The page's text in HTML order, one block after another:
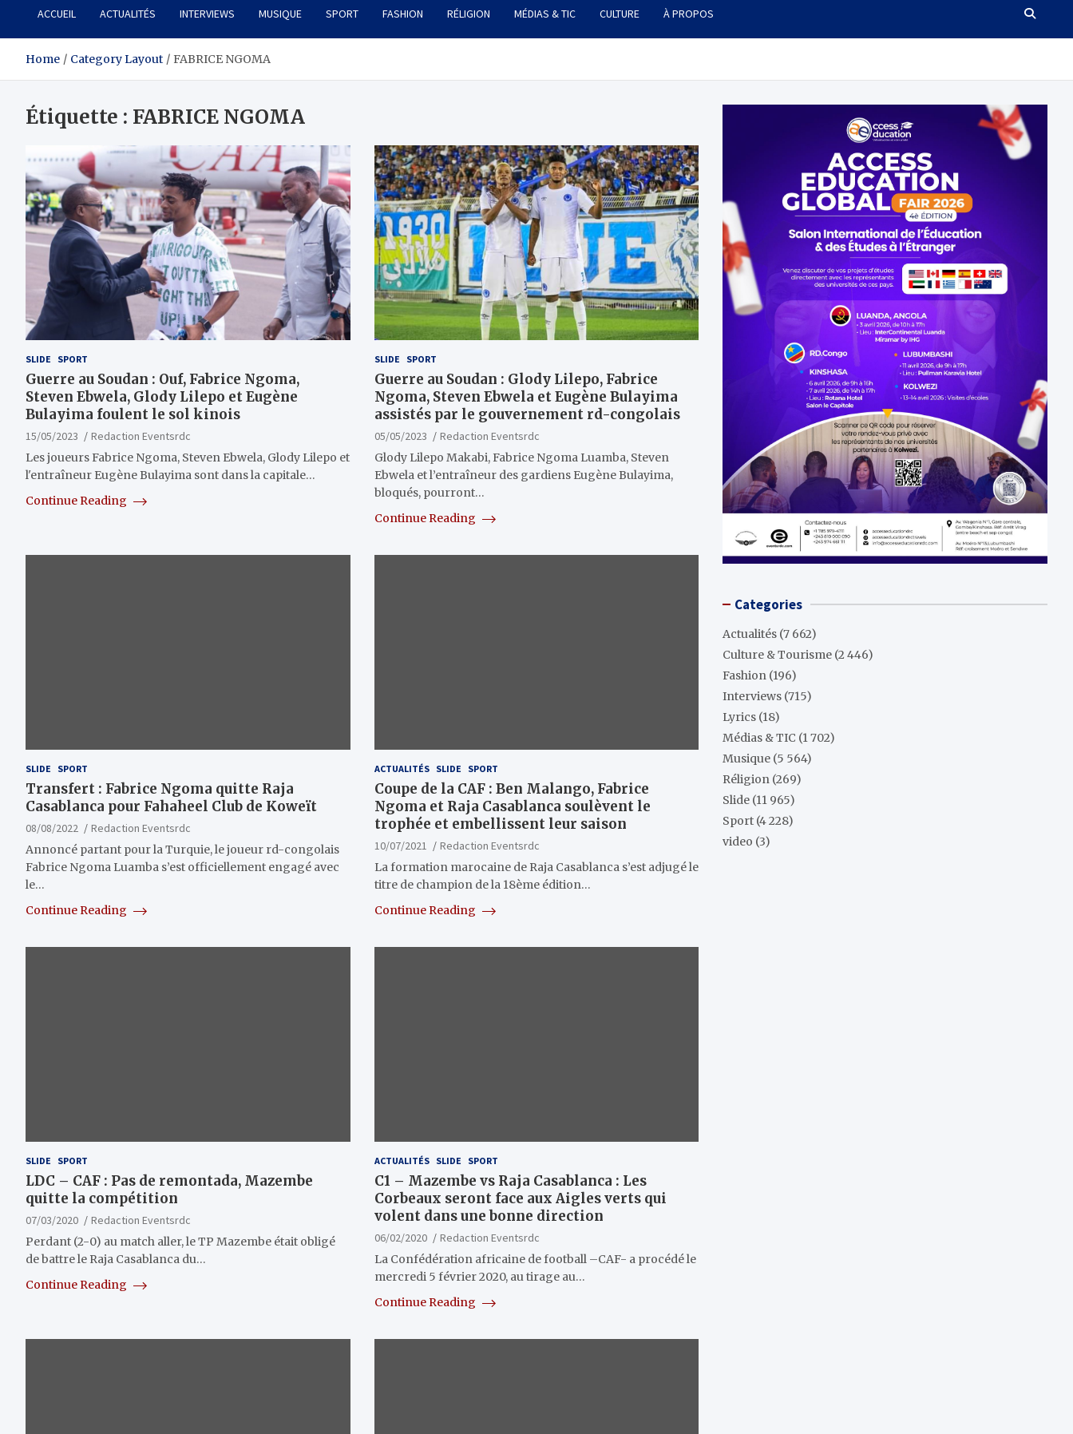
ACCUEIL ACTUALITÉS INTERVIEWS MUSIQUE SPORT FASHION RÉLIGION MÉDIAS & TIC CULTURE À PROPOS
Home Category Layout FABRICE NGOMA
Étiquette : FABRICE NGOMA
SLIDE SPORT
Guerre au Soudan : Ouf, Fabrice Ngoma,
Steven Ebwela, Glody Lilepo et Eugène
Bulayima foulent le sol kinois
15/05/2023
Redaction Eventsrdc
Les joueurs Fabrice Ngoma, Steven Ebwela, Glody Lilepo et
l'entraîneur Eugène Bulayima sont dans la capitale…
Continue Reading
SLIDE SPORT
Guerre au Soudan : Glody Lilepo, Fabrice
Ngoma, Steven Ebwela et Eugène Bulayima
assistés par le gouvernement rd-congolais
05/05/2023
Redaction Eventsrdc
Glody Lilepo Makabi, Fabrice Ngoma Luamba, Steven
Ebwela et l’entraîneur des gardiens Eugène Bulayima,
bloqués, pourront…
Continue Reading
SLIDE SPORT
Transfert : Fabrice Ngoma quitte Raja
Casablanca pour Fahaheel Club de Koweït
08/08/2022
Redaction Eventsrdc
Annoncé partant pour la Turquie, le joueur rd-congolais
Fabrice Ngoma Luamba s’est officiellement engagé avec
le…
Continue Reading
ACTUALITÉS SLIDE SPORT
Coupe de la CAF : Ben Malango, Fabrice
Ngoma et Raja Casablanca soulèvent le
trophée et embellissent leur saison
10/07/2021
Redaction Eventsrdc
La formation marocaine de Raja Casablanca s’est adjugé le
titre de champion de la 18ème édition…
Continue Reading
SLIDE SPORT
LDC – CAF : Pas de remontada, Mazembe
quitte la compétition
07/03/2020
Redaction Eventsrdc
Perdant (2-0) au match aller, le TP Mazembe était obligé
de battre le Raja Casablanca du…
Continue Reading
ACTUALITÉS SLIDE SPORT
C1 – Mazembe vs Raja Casablanca : Les
Corbeaux seront face aux Aigles verts qui
volent dans une bonne direction
06/02/2020
Redaction Eventsrdc
La Confédération africaine de football –CAF- a procédé le
mercredi 5 février 2020, au tirage au…
Continue Reading
Categories
Actualités (7 662)
Culture & Tourisme (2 446)
Fashion (196)
Interviews (715)
Lyrics (18)
Médias & TIC (1 702)
Musique (5 564)
Réligion (269)
Slide (11 965)
Sport (4 228)
video (3)